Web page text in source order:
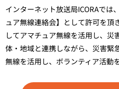
インターネット放送局ICORAでは
ュア無線連絡会】として許可を頂
してアマチュア無線を活用し、災
体・地域と連携しながら、災害緊
無線を活用し、ボランティア活動